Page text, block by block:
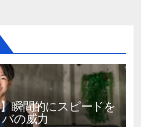
】瞬間的にスピードを
の威力